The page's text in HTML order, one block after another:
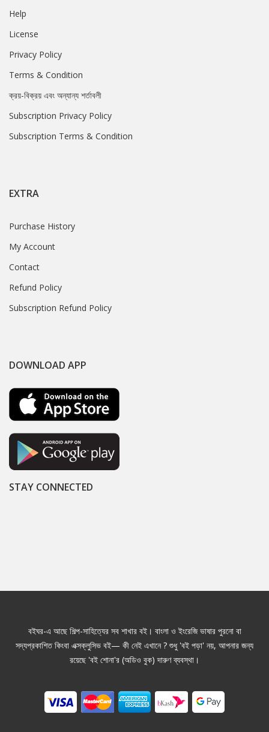
Help
License
Privacy Policy
Terms & Condition
ক্রয়-বিক্রয় এবং অন্যান্য শর্তাবলী
Subscription Privacy Policy
Subscription Terms & Condition
EXTRA
Purchase History
My Account
Contact
Refund Policy
Subscription Refund Policy
DOWNLOAD APP
STAY CONNECTED
বইঘর-এ আছে শিল্প-সাহিত্যের সব শাখার বই। বাংলা ও ইংরেজি ভাষার পুরনো বা
সদ্যপ্রকাশিত কিংবা এক্সক্লুসিভ বই— কী নেই এখানে ? শুধু 'বই পড়া' নয়, আপনার জন্য
রয়েছে 'বই শোনা'র (অডিও বুক) দারুণ ব্যবস্থা।